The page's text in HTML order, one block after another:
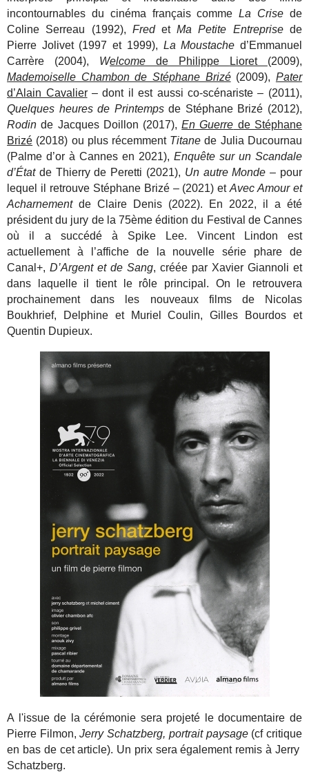
incontournables du cinéma français commeLa Crise de
Coline Serreau (1992), FredetMa Petite Entreprisede
Pierre Jolivet (1997 et 1999), La Moustache d’Emmanuel
Carrère (2004), Welcomede Philippe Lioret (2009),
Mademoiselle Chambon de Stéphane Brizé(2009), Pater
d’Alain Cavalier– dont il est aussi co-scénariste – (2011),
Quelques heures de Printempsde Stéphane Brizé (2012),
Rodinde Jacques Doillon (2017),En Guerre de Stéphane
Brizé (2018) ou plus récemment Titane de Julia Ducournau
(Palme d’or à Cannesen 2021), Enquête sur un Scandale
d’Étatde Thierry de Peretti (2021), Un autre Monde – pour
lequel il retrouve Stéphane Brizé – (2021) etAvec Amour et
Acharnementde Claire Denis (2022).
En 2022, il a été
président du jury de la 75èmeédition du Festival de Cannes
où il a succédé à Spike Lee. Vincent Lindon est
actuellement à l’affiche de la nouvelle série phare de
Canal+,D’Argent et de Sang, créée par Xavier Giannoli et
dans laquelle il tient le rôle principal. On le retrouvera
prochainement dans les nouveaux films de Nicolas
Boukhrief, Delphine et Muriel Coulin, Gilles Bourdos et
Quentin Dupieux.
A l'issue de la cérémonie sera projeté le documentaire de
Pierre Filmon,Jerry Schatzberg, portrait paysage(cf critique
en bas de cet article). Un prix sera également remis à Jerry
Schatzberg.